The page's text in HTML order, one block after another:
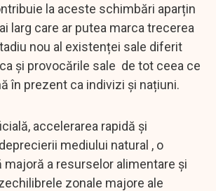
la aceste schimbări aparțin
larg care ar putea marca trecerea
nou al existenței sale diferit
și provocările sale de tot ceea ce
în prezent ca indivizi și națiuni.
accelerarea rapidă și
mediului natural , o
a resurselor alimentare și
zonale majore ale